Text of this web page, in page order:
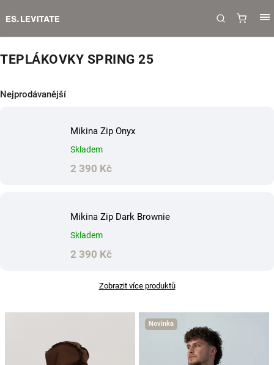
TEPLÁKOVKY SPRING 25
Nejprodávanější
Mikina Zip Onyx
Skladem
2 390 Kč
Mikina Zip Dark Brownie
Skladem
2 390 Kč
Zobrazit více produktů
Novinka